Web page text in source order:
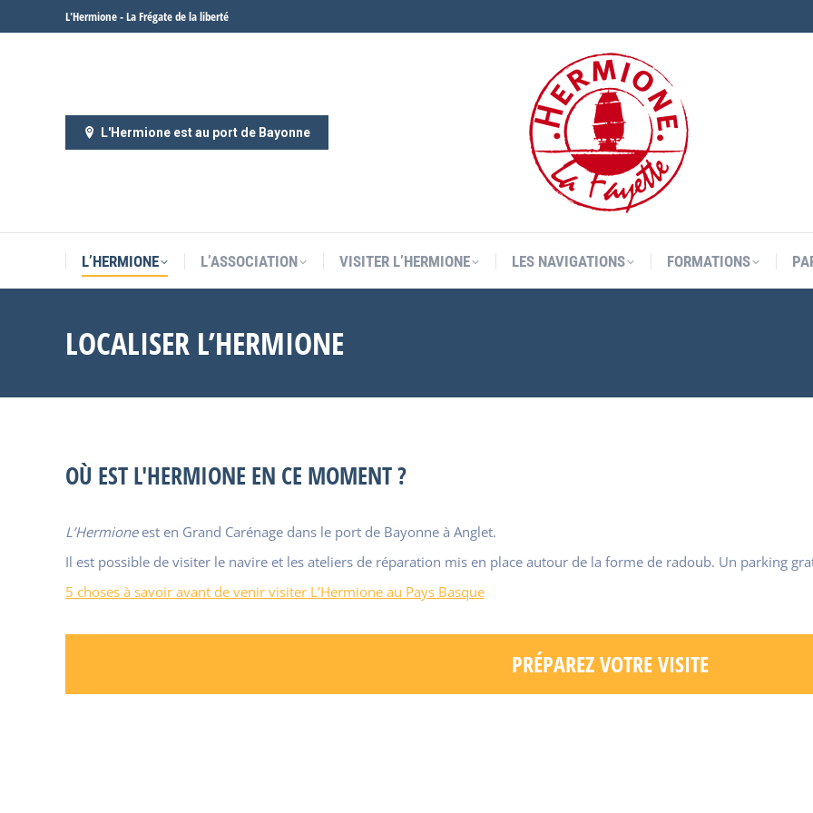
L'Hermione - La Frégate de la liberté
L'Hermione est au port de Bayonne
L’HERMIONE L’ASSOCIATION VISITER L’HERMIONE LES NAVIGATIONS FORMATIONS
LOCALISER L’HERMIONE
OÙ EST L'HERMIONE EN CE MOMENT ?
L’Hermioneest en Grand Carénage dans le port de Bayonne à Anglet.
Il est possible de visiter le navire et les ateliers de réparation mis en place autour de la forme de radoub. Un parking
5 choses à savoir avant de venir visiter L’Hermione au Pays Basque
PRÉPAREZ VOTRE VISITE
L’HERMIONE L’ASSOCIATION VISITER L’HERMIONE LES NAVIGATIONS FORMATIONS